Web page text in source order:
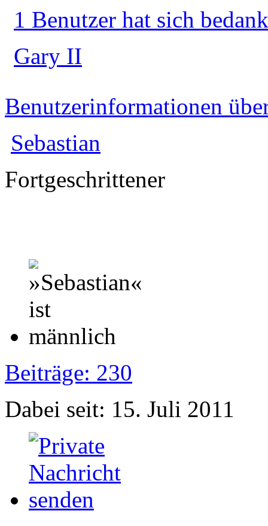
1 Benutzer hat sich
Gary II
Benutzerinformationen
Sebastian
Fortgeschrittener
Beiträge: 230
Dabei seit: 15. Juli 2011